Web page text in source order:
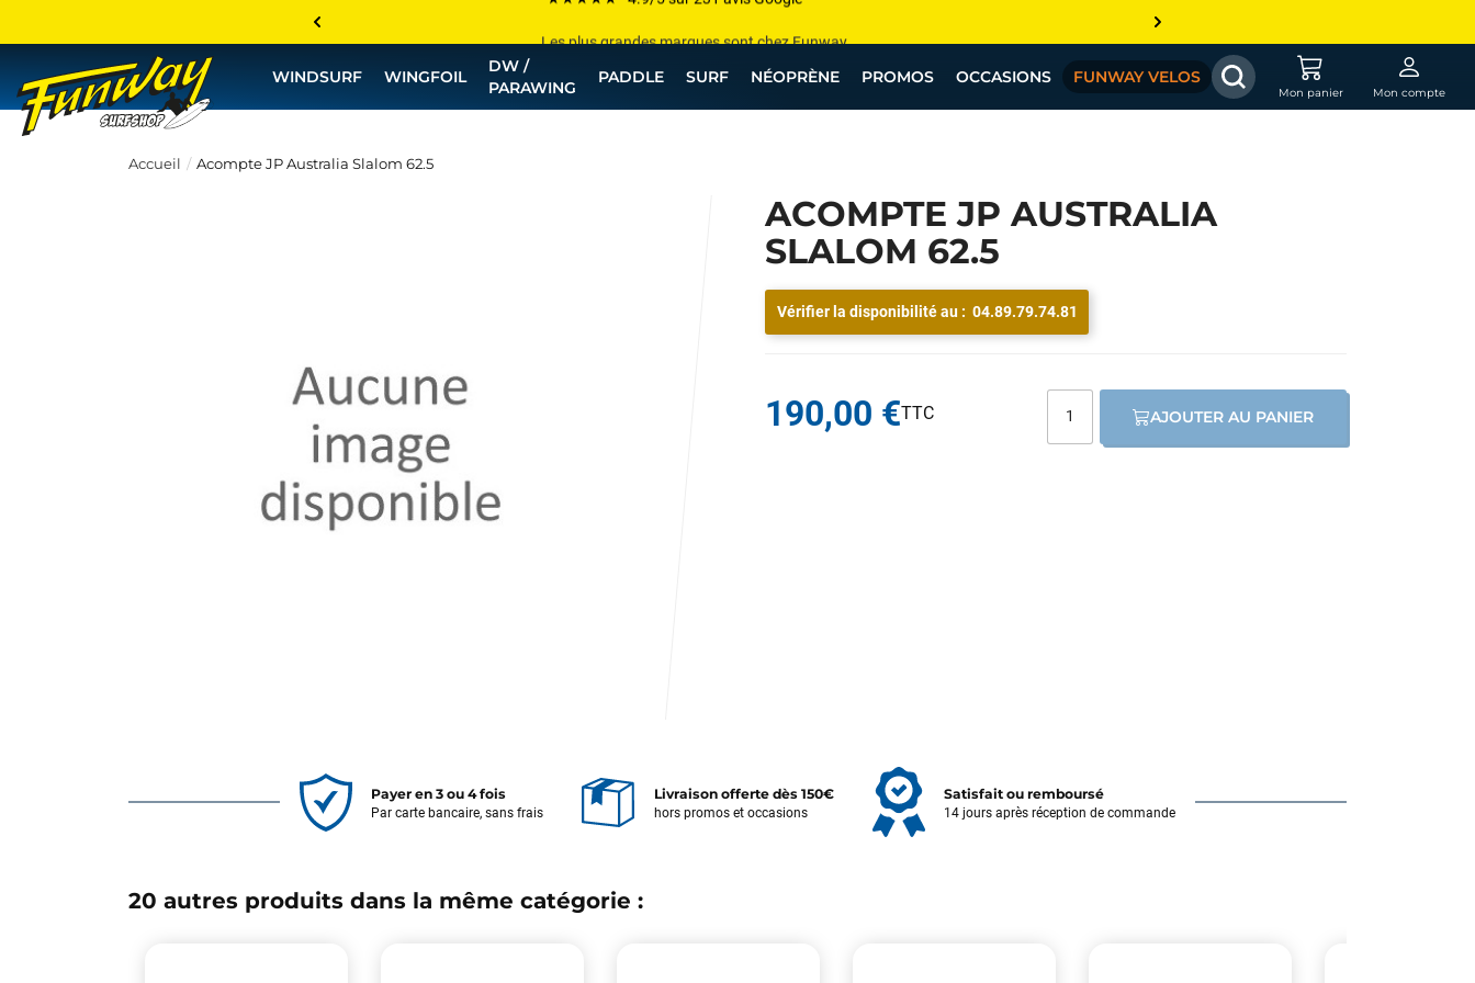
Jusqu’à -75% de remise sur le windsurf, wingfoil, etc...
💰 Meilleur prix garanti — Moins cher ailleurs ? On s’aligne !
WINDSURF WINGFOIL
DW /
PARAWING
PADDLE SURF NÉOPRÈNE PROMOS OCCASIONS FUNWAY VELOS
Mon panier Mon compte
Accueil Acompte JP Australia Slalom 62.5
ACOMPTE JP AUSTRALIA
SLALOM 62.5
Vérifier la disponibilité au : 04.89.79.74.81
190,00 € AJOUTER AU PANIER
Payer en 3 ou 4 fois
Par carte bancaire, sans frais
Livraison offerte dès 150€
hors promos et occasions
Satisfait ou remboursé
14 jours après réception de commande
20 autres produits dans la même catégorie :